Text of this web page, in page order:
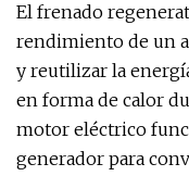
El frenado
rendimiento de un
y reutilizar la
en forma de calor
motor eléctrico
generador para